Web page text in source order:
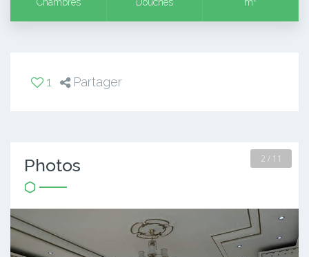
1 Partager
Photos 2 / 11